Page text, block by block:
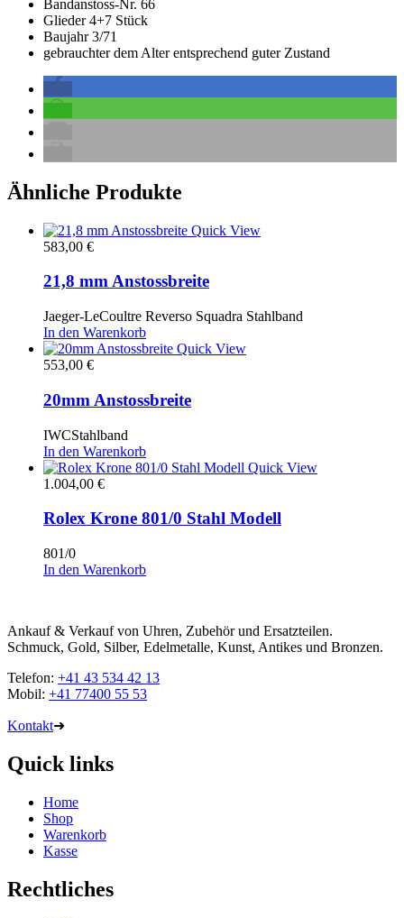
Bandanstoss-Nr. 66
Glieder 4+7 Stück
Baujahr 3/71
gebrauchter dem Alter entsprechend guter Zustand
Ähnliche Produkte
Quick View
583,00 €
21,8 mm Anstossbreite
Jaeger-LeCoultre Reverso Squadra Stahlband
In den Warenkorb
Quick View
553,00 €
20mm Anstossbreite
IWCStahlband
In den Warenkorb
Quick View
1.004,00 €
Rolex Krone 801/0 Stahl Modell
801/0
In den Warenkorb
Ankauf & Verkauf von Uhren, Zubehör und Ersatzteilen.
Schmuck, Gold, Silber, Edelmetalle, Kunst, Antikes und Bronzen.
Telefon: +41 43 534 42 13
Mobil: +41 77400 55 53
Kontakt➜
Quick links
Home
Shop
Warenkorb
Kasse
Rechtliches